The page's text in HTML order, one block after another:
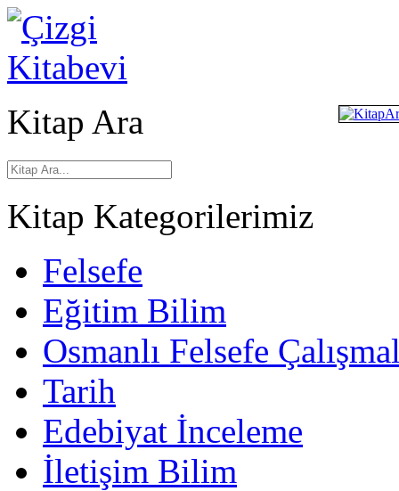
Kitap Ara
Kitap Kategorilerimiz
Felsefe
Eğitim Bilim
Osmanlı Felsefe
Tarih
Edebiyat İnceleme
İletişim Bilim